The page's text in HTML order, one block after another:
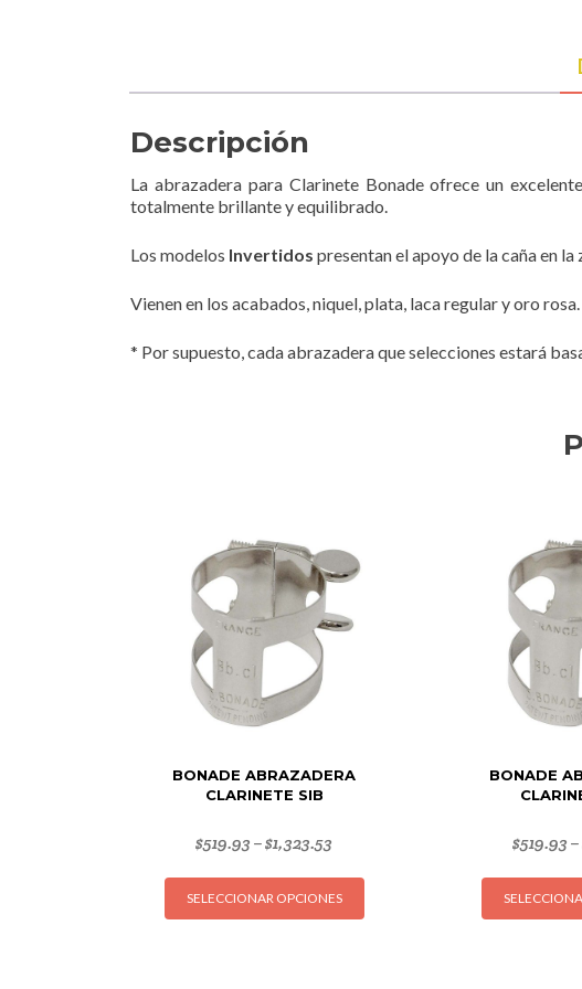
Descripción
La abrazadera para Clarinete Bonade ofrece un
totalmente brillante y equilibrado.
Los modelos Invertidos presentan el apoyo de la caña en
Vienen en los acabados, niquel, plata, laca regular y oro rosa.
* Por supuesto, cada abrazadera que selecciones estará
BONADE ABRAZADERA
CLARINETE SIB
$519.93 –$1,323.53
SELECCIONAR OPCIONES
Este
BONADE
$519.93 –